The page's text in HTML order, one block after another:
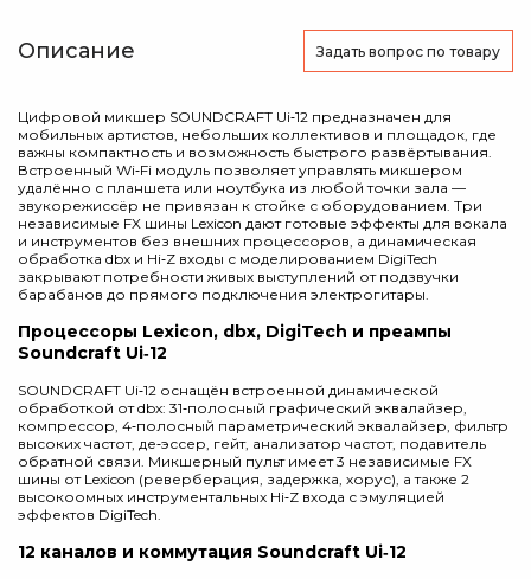
Описание Задать вопрос по товару
Цифровой микшер SOUNDCRAFT Ui‑12 предназначен для
мобильных артистов, небольших коллективов и площадок, где
важны компактность и возможность быстрого развёртывания.
Встроенный Wi‑Fi модуль позволяет управлять микшером
удалённо с планшета или ноутбука из любой точки зала —
звукорежиссёр не привязан к стойке с оборудованием. Три
независимые FX шины Lexicon дают готовые эффекты для вокала
и инструментов без внешних процессоров, а динамическая
обработка dbx и Hi‑Z входы с моделированием DigiTech
закрывают потребности живых выступлений от подзвучки
барабанов до прямого подключения электрогитары.
Процессоры Lexicon, dbx, DigiTech и преампы
Soundcraft Ui‑12
SOUNDCRAFT Ui‑12 оснащён встроенной динамической
обработкой от dbx: 31‑полосный графический эквалайзер,
компрессор, 4‑полосный параметрический эквалайзер, фильтр
высоких частот, де‑эссер, гейт, анализатор частот, подавитель
обратной связи. Микшерный пульт имеет 3 независимые FX
шины от Lexicon (реверберация, задержка, хорус), а также 2
высокоомных инструментальных Hi‑Z входа с эмуляцией
эффектов DigiTech.
12 каналов и коммутация Soundcraft Ui‑12